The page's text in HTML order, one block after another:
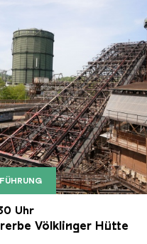
der Völklinger
Völklinger
Uhr
Völklinger Hütte